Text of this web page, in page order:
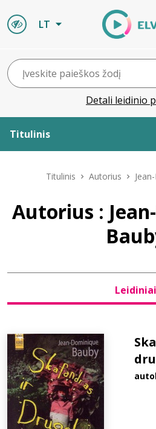
LT
Detali leidinio
Titulinis
Leidiniai
Naujienos
Bibliotekoms
D.U.K.
Titulinis Autorius
Autorius :
Leidiniai